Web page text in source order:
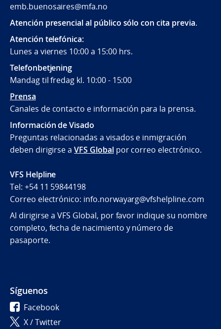
emb.buenosaires@mfa.no
Atención presencial al público sólo con cita previa.
Atención telefónica:
Lunes a viernes 10:00 a 15:00 hrs.
Telefonbetjening
Mandag til fredag kl. 10:00 - 15:00
Prensa
Canales de contacto e información para la prensa.
Información de Visado
Preguntas relacionadas a visados e inmigración
deben dirigirse aVFS Globalpor correo electrónico.
VFS Helpline
Tel: +54 11 59844198
Correo electrónico: info.norwayarg@vfshelpline.com
Al dirigirse a VFS Global, por favor indique su nombre
completo, fecha de nacimiento y número de
pasaporte.
Síguenos
Facebook
X / Twitter